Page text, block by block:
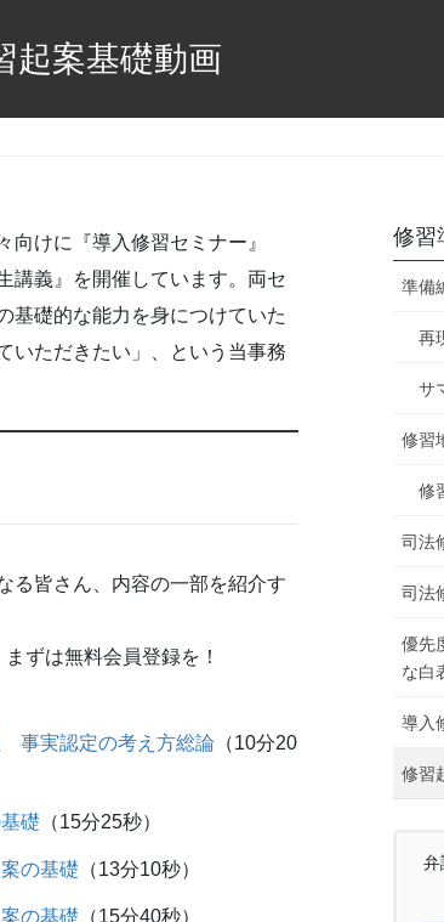
起案基礎動画
けに『導入修習セミナー』
講義』を開催しています。両セ
基礎的な能力を身につけていた
いただきたい」、という当事務
る皆さん、内容の一部を紹介す
ずは無料会員登録を！
事実認定の考え方総論 （10分20
礎 （15分25秒）
の基礎 （13分10秒）
の基礎 （15分40秒）
修習
準備
再
サ
修習
修
司法
司法
優先
な白
導入
修習
弁